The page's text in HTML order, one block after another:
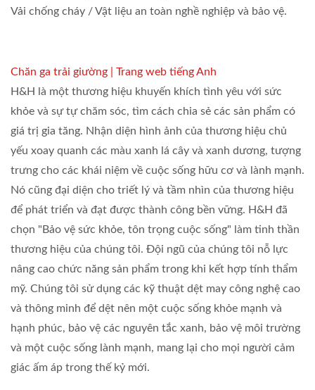
Vải chống cháy / Vật liệu an toàn nghề nghiệp và bảo vệ.
Chăn ga trải giường | Trang web tiếng Anh
H&H là một thương hiệu khuyến khích tình yêu với sức
khỏe và sự tự chăm sóc, tìm cách chia sẻ các sản phẩm có
giá trị gia tăng. Nhận diện hình ảnh của thương hiệu chủ
yếu xoay quanh các màu xanh lá cây và xanh dương, tượng
trưng cho các khái niệm về cuộc sống hữu cơ và lành mạnh.
Nó cũng đại diện cho triết lý và tầm nhìn của thương hiệu
để phát triển và đạt được thành công bền vững. H&H đã
chọn "Bảo vệ sức khỏe, tôn trọng cuộc sống" làm tinh thần
thương hiệu của chúng tôi. Đội ngũ của chúng tôi nỗ lực
nâng cao chức năng sản phẩm trong khi kết hợp tính thẩm
mỹ. Chúng tôi sử dụng các kỹ thuật dệt may công nghệ cao
và thông minh để dệt nên một cuộc sống khỏe mạnh và
hạnh phúc, bảo vệ các nguyên tắc xanh, bảo vệ môi trường
và một cuộc sống lành mạnh, mang lại cho mọi người cảm
giác ấm áp trong thế kỷ mới.